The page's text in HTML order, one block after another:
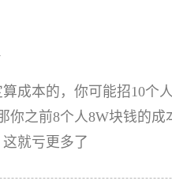
成本的，你可能招10个
你之前8个人8W块钱的
就亏更多了